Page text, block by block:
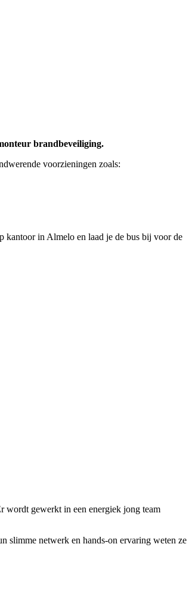
brandbeveiliging.
voorzieningen zoals:
kantoor in Almelo en laad je de bus bij voor de
wordt gewerkt in een energiek jong team
slimme netwerk en hands-on ervaring weten ze